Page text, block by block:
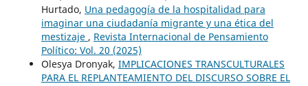
Hurtado, Una pedagogía de la hospitalidad para
imaginar una ciudadanía migrante y una ética del
mestizaje , Revista Internacional de Pensamiento
Político: Vol. 20 (2025)
Olesya Dronyak, IMPLICACIONES TRANSCULTURALES
PARA EL REPLANTEAMIENTO DEL DISCURSO SOBRE EL